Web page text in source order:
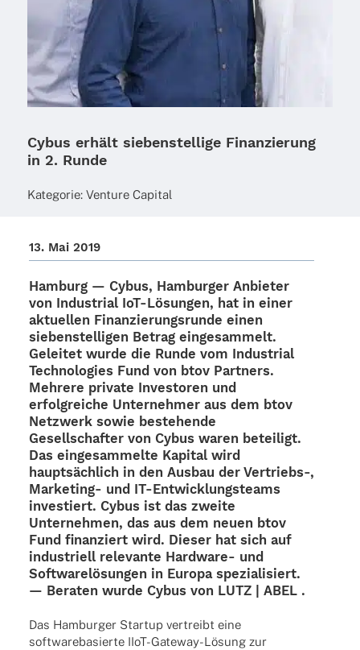
Cybus erhält siebenstellige Finanzierung
in 2. Runde
Kate­go­rie:Venture Capi­tal
13. Mai 2019
Hamburg — Cybus, Hambur­ger Anbie­ter
von Indus­trial IoT-Lösun­­gen, hat in einer
aktu­el­len Finan­zie­rungs­runde einen
sieben­stel­li­gen Betrag einge­sam­melt.
Gelei­tet wurde die Runde vom Indus­trial
Tech­no­lo­gies Fund von btov Part­ners.
Mehrere private Inves­to­ren und
erfolg­rei­che Unter­neh­meraus dem btov
Netz­werk sowie bestehende
Gesell­schaf­ter von Cybus waren betei­ligt.
Das einge­sam­melte Kapi­tal wird
haupt­säch­lich in den Ausbau der Vertriebs‑,
Marke­­ting- und IT-Entwick­­lungs­­­teams
inves­tiert. Cybus ist das zweite
Unter­neh­men, das aus dem neuen btov
Fund finan­ziert wird. Dieser hat sich auf
indus­tri­ell rele­vante Hard­­ware- und
Soft­ware­lö­sun­gen in Europa spezia­li­siert.
— Bera­ten wurde Cybus von LUTZ | ABEL .
Das Hambur­ger Startup vertreibt eine
soft­ware­ba­sierte IIoT-Gate­­way-Lösung zur